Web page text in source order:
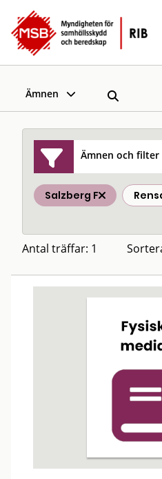
Ämnen
Ämnen och filter
Salzberg F
Antal träffar: 1